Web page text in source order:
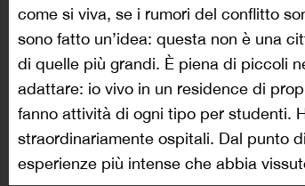
come si viva, se i rumori del conflitto
sono fatto un’idea: questa non è una
di quelle più grandi. È piena di piccoli
adattare: io vivo in un residence di
fanno attività di ogni tipo per studenti.
straordinariamente ospitali. Dal punto
esperienze più intense che abbia